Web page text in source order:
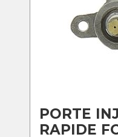
PORTE
RAPIDE